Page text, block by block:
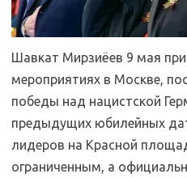
Шавкат Мирзиёев 9 мая
мероприятиях в Москве,
победы над нацистской
предыдущих юбилейных
лидеров на Красной
ограниченным, а